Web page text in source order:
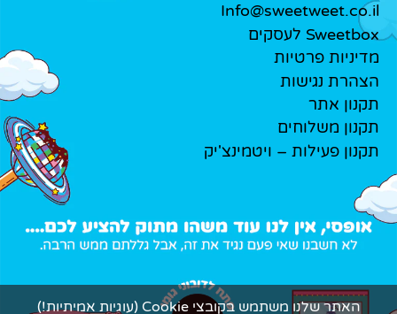
Info@sweetweet.co.il
Sweetbox לעסקים
מדיניות פרטיות
הצהרת נגישות
תקנון אתר
תקנון משלוחים
תקנון פעילות – ויטמינצ'יק
האתר שלנו משתמש בקובצי Cookie (עוגיות אמיתיות!)